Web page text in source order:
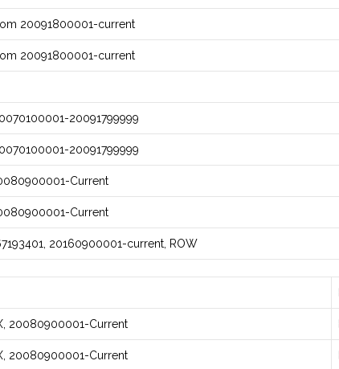
20091800001-current
20091800001-current
20091799999
20091799999
Current
Current
20160900001-current, ROW
20080900001-Current
20080900001-Current